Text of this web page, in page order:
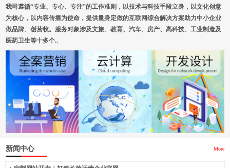
我司遵循“专业、专心、专注”的工作准则，以技术与科技手段立身，以文化创意
为核心，以内容传播为使命，提供量身定做的互联网综合解决方案助力中小企业
做品牌、创营收。服务对象涉及文旅、教育、汽车、房产、高科技、工业制造及
医药卫生等十多个..
新闻中心 More